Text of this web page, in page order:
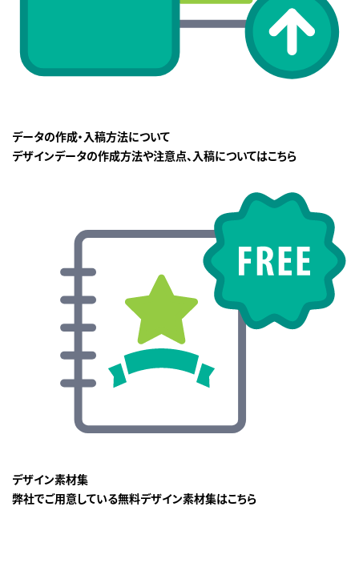
データの作成・入稿方法について
デザインデータの作成方法や注意点、入稿についてはこちら
デザイン素材集
弊社でご用意している無料デザイン素材集はこちら